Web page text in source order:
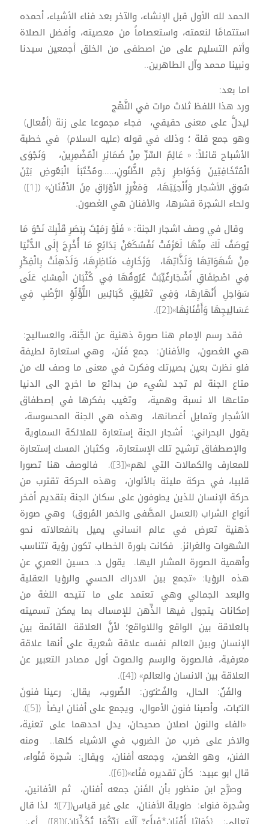
الحمد لله الأول قبل الإنشاء، والآخر بعد فناء الأشياء، أحمده
استتمامًا لنعمته، واستعصاماً من معصيته، وأفضل الصلاة
وأتم التسليم على من اصطفى من الخلق أجمعين سيدنا
ونبينا محمد وآل الطاهرين..
اما بعد:
ورد هذا اللفظ ثلاث مرات في النَّهْج
ليدلَّ على معنى حقيقي، فجاء مجموعا على زنة (أفْعال)
وهو جمع قلة ؛ وذلك في قوله (عليه السلام) في خطبة
الأشباح قائلاً: « عَالِمُ السِّرِّ مِنْ ضَمَائِرِ الْمُضْمِرِينَ، وَنَجْوَى
الْمُتَخَافِتِينَ وَخَوَاطِرِ رَجْمِ الظُّنُونِ،.....ومُخْتَبَاَ الْبَعُوضِ بَيْنَ
سُوقِ الأشجار وَأَلْحِيَتِهَا، وَمَغْرِزِ الاْوْرَاقِ مِنَ الاْفْنَان» ([1])
ولحاء الشجرة قشرها، والأفنان هي الغصون.
وقال في وصف اشجار الجنة: « فَلَوْ رَمَيْتَ بِبَصَرِ قَلْبِكَ نَحْوَ مَا
يُوصَفُ لَكَ مِنْهَا لَعَزَفَتْ نَفْسُكَعَنْ بَدَائِعِ مَا أُخْرِجَ إِلَى الدُّنْيَا
مِنْ شَهَوَاتِهَا وَلَذَّاتِهَا، وَزَخَارِفِ مَنَاظِرِهَا، وَلَذَهِلَتْ بِالْفِكْرِ
فِي اصْطِفَاقِ أَشْجَارغُيِّبَتْ عُرُوقُهَا فِي كُثْبَان الْمِسْكِ عَلَى
سَوَاحِلِ أَنْهَارِهَا، وَفِي تَعْلِيقِ كَبَائِسِ اللُّؤْلُؤِ الرَّطْبِ فِي
عَسَالِيجِهَا وَأَفْنَانِهَا»([2]).
فقد رسم الإمام هنا صورة ذهنية عن الجَّنة، والعساليج:
هي الغصون، والأفنان: جمع فَنَن، وهي استعارة لطيفة
فلو نظرت بعين بصيرتك وفكرت في معنى ما وصف لك من
متاع الجنة لم تجد لشيء من بدائع ما اخرج الى الدنيا
متاعها الا نسبة وهمية، وتغيب بفكرها في إصطفاق
الأشجار وتمايل أغصانها، وهذه هي الجنة المحسوسة،
يقول البحراني: أشجار الجنة إستعارة للملائكة السماوية
والإصطفاق ترشيح تلك الإستعارة، وكثبان المسك إستعارة
للمعارف والكمالات التي لهم»([3]). فالوصف هنا تصورا
قلبيا، في حركة مليئة بالألوان، وهذه الحركة تقترب من
حركة الإنسان للذين يطوفون على سكان الجنة بتقديم أفخر
أنواع الشراب (العسل المصَّفى والخمر المُروق) وهي صورة
ذهنية تعرض في عالم انساني يميل بانفعالاته نحو
الشهوات والغرائز. فكانت بلورة الخطاب تكون رؤية تتناسب
وأهمية الصورة المشار اليها. يقول د. حسين العمري عن
هذه الرؤيا: «تجمع بين الادراك الحسي والرؤيا العقلية
والبعد الجمالي وهي تعتمد على ما تتيحه اللغة من
إمكانات يتجول فيها الذِّهن للإمساك بما يمكن تسميته
بالعلاقة بين الواقع واللاواقع؛ لأنَّ العلاقة القائمة بين
الإنسان وبين العالم نفسه علاقة شعرية على أنها علاقة
معرفية، فالصورة والرسم والصوت أول مصادر التعبير عن
العلاقة بين الانسان والعالم» ([4]).
والفَنٌ: الحال، والفُــُنـُون: الضٌروب، يقال: رعينا فنونَ
النـًبات، وأصبنا فنون الأموال، ويجمع على أفنان ايضاً ([5]).
«الفاء والنون اصلان صحيحان، يدل احدهما على تعنية،
والاخر على ضرب من الضروب في الاشياء كلها.. ومنه
الفنن، وهو الغصن، وجمعه أفنان، ويقال: شجرة فَنْواء،
قال ابو عبيد: كأن تقديره فنًاء»([6]).
وصرَّح ابن منظور بأن الفَنن جمعه أفنان، ثم الأفانين،
وشجرة فنواء: طويلة الأفنان، على غير قياس([7])؛ لذا قال